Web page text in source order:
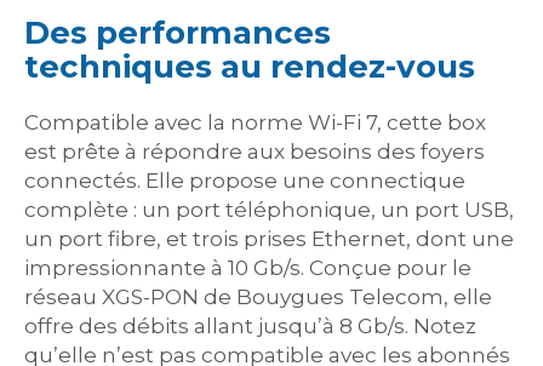
Des performances
techniques au rendez-vous
Compatible avec la norme Wi-Fi 7, cette box
est prête à répondre aux besoins des foyers
connectés. Elle propose une connectique
complète : un port téléphonique, un port USB,
un port fibre, et trois prises Ethernet, dont une
impressionnante à 10 Gb/s. Conçue pour le
réseau XGS-PON de Bouygues Telecom, elle
offre des débits allant jusqu’à 8 Gb/s. Notez
qu’elle n’est pas compatible avec les abonnés